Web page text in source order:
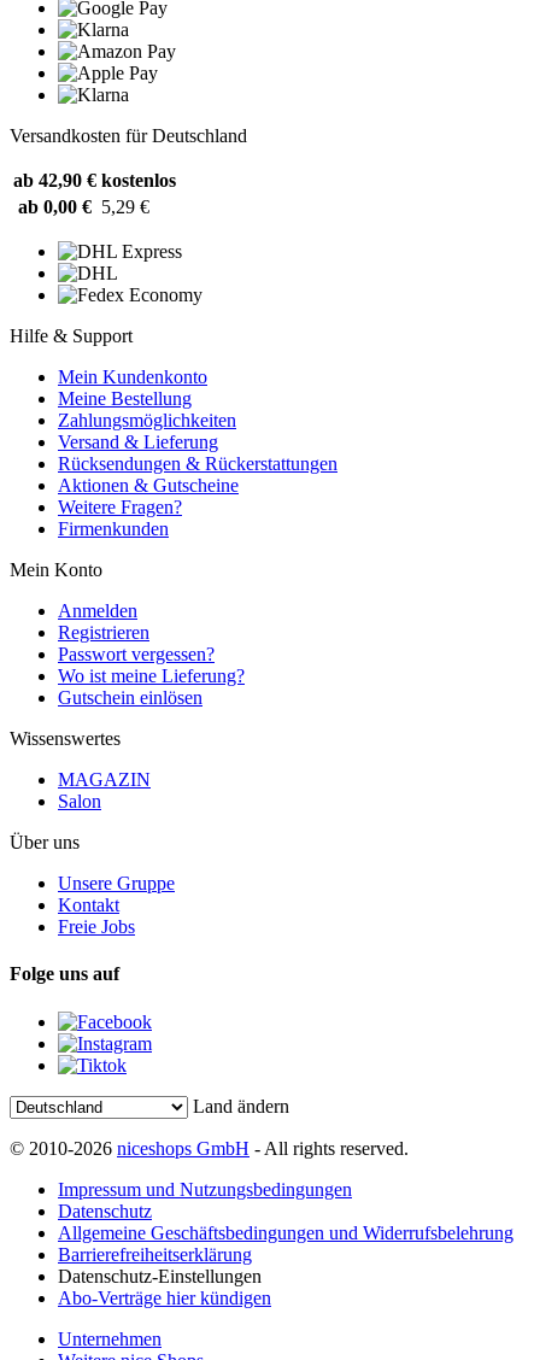
Versandkosten für Deutschland
ab 42,90 € kostenlos
ab 0,00 € 5,29 €
Hilfe & Support
Mein Kundenkonto
Meine Bestellung
Zahlungsmöglichkeiten
Versand & Lieferung
Rücksendungen & Rückerstattungen
Aktionen & Gutscheine
Weitere Fragen?
Firmenkunden
Mein Konto
Anmelden
Registrieren
Passwort vergessen?
Wo ist meine Lieferung?
Gutschein einlösen
Wissenswertes
MAGAZIN
Salon
Über uns
Unsere Gruppe
Kontakt
Freie Jobs
Folge uns auf
Land ändern
© 2010-2026 niceshops GmbH - All rights reserved.
Impressum und Nutzungsbedingungen
Datenschutz
Allgemeine Geschäftsbedingungen und Widerrufsbelehrung
Barrierefreiheitserklärung
Datenschutz-Einstellungen
Abo-Verträge hier kündigen
Unternehmen